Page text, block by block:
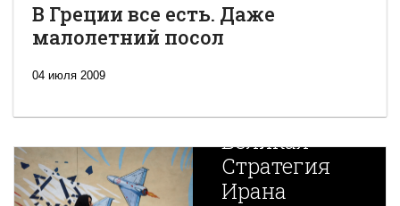
В Греции все есть. Даже
малолетний посол
04 июля 2009
Новая
Великая
Стратегия
Ирана